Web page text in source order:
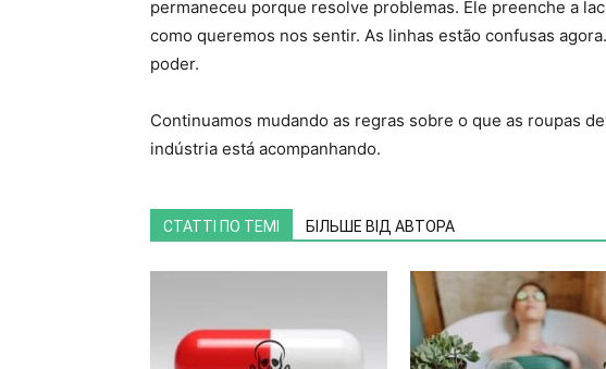
permaneceu porque resolve problemas. Ele preenche a
como queremos nos sentir. As linhas estão confusas
poder.
Continuamos mudando as regras sobre o que as roupas
indústria está acompanhando.
СТАТТІ ПО ТЕМІ БІЛЬШЕ ВІД АВТОРА